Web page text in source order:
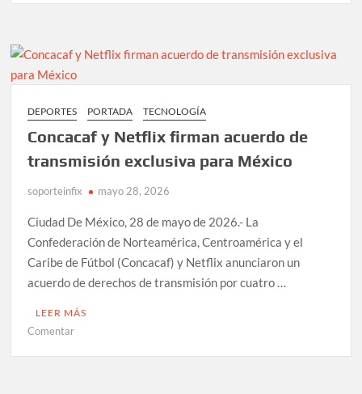
sobrecalentamiento
Nissan
y
analiza
contenido
papas
IMSS
recomienda
agua
mineral
DEPORTES PORTADA TECNOLOGÍA
Concacaf y Netflix firman acuerdo de
transmisión exclusiva para México
soporteinfix mayo 28, 2026
Ciudad De México, 28 de mayo de 2026.- La
Confederación de Norteamérica, Centroamérica y el
Caribe de Fútbol (Concacaf) y Netflix anunciaron un
acuerdo de derechos de transmisión por cuatro …
LEER MÁS
Comentaren